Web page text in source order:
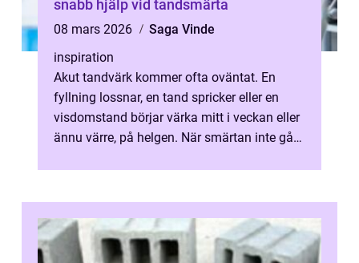
snabb hjälp vid tandsmärta
08 mars 2026
Saga Vinde
inspiration
Akut tandvärk kommer ofta oväntat. En
fyllning lossnar, en tand spricker eller en
visdomstand börjar värka mitt i veckan eller
ännu värre, på helgen. När smärtan inte går